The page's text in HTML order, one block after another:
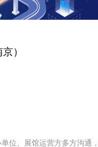
）
位、展馆运营方多方沟通